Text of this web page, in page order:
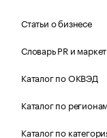
Статьи о бизнесе
Словарь PR и
Каталог по ОКВЭД
Каталог по регионам
Каталог по